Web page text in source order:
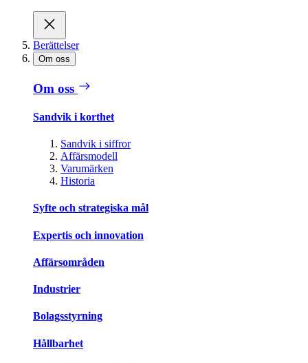
Berättelser
Om oss
Om oss
Sandvik i korthet
Sandvik i siffror
Affärsmodell
Varumärken
Historia
Syfte och strategiska mål
Expertis och innovation
Affärsområden
Industrier
Bolagsstyrning
Hållbarhet